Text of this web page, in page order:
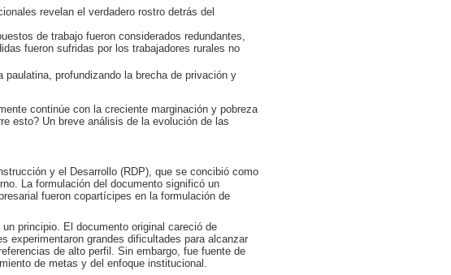
revelan el verdadero rostro detrás del
de trabajo fueron considerados redundantes,
fueron sufridas por los trabajadores rurales no
profundizando la brecha de privación y
continúe con la creciente marginación y pobreza
esto? Un breve análisis de la evolución de las
y el Desarrollo (RDP), que se concibió como
La formulación del documento significó un
fueron copartícipes en la formulación de
principio. El documento original careció de
experimentaron grandes dificultades para alcanzar
de alto perfil. Sin embargo, fue fuente de
de metas y del enfoque institucional.